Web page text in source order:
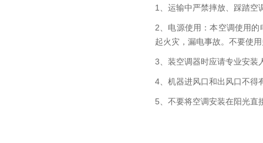
1、运输中严禁摔放、踩踏
2、电源使用：本空调使用
起火灾，漏电事故。不要使
3、装空调器时应请专业安装
4、机器进风口和出风口不得
5、不要将空调安装在阳光直